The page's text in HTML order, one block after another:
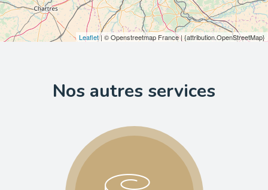
Leaflet| © Openstreetmap France | {attribution.OpenStreetMap}
Nos autres services